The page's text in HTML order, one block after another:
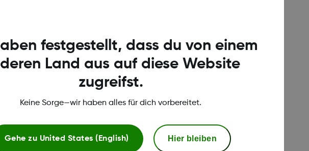
festgestellt, dass du von einem
Land aus auf diese Website
zugreifst.
Keine Sorge—wir haben alles für dich vorbereitet.
Gehe zu United States (English) Hier bleiben